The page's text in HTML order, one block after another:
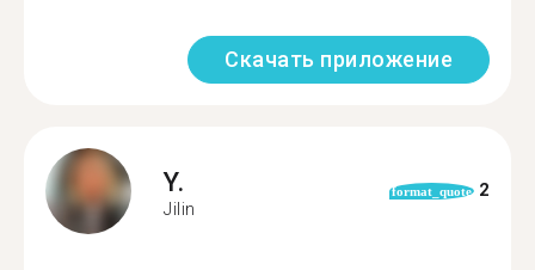
Скачать приложение
Y.
Jilin
format_quote 2